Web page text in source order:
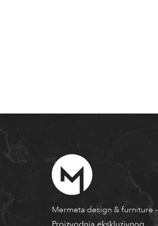
Mermeta design & furniture -